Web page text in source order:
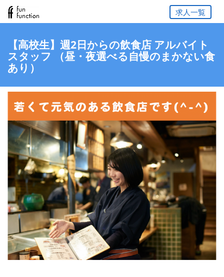
求人一覧
【高校生】週2日からの飲食店 アルバイト
スタッフ （昼・夜選べる自慢のまかない食
あり）